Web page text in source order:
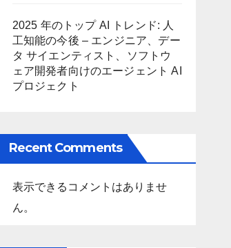
2025 年のトップ AI トレンド: 人
工知能の今後 – エンジニア、デー
タ サイエンティスト、ソフトウ
ェア開発者向けのエージェント AI
プロジェクト
Recent Comments
表示できるコメントはありませ
ん。